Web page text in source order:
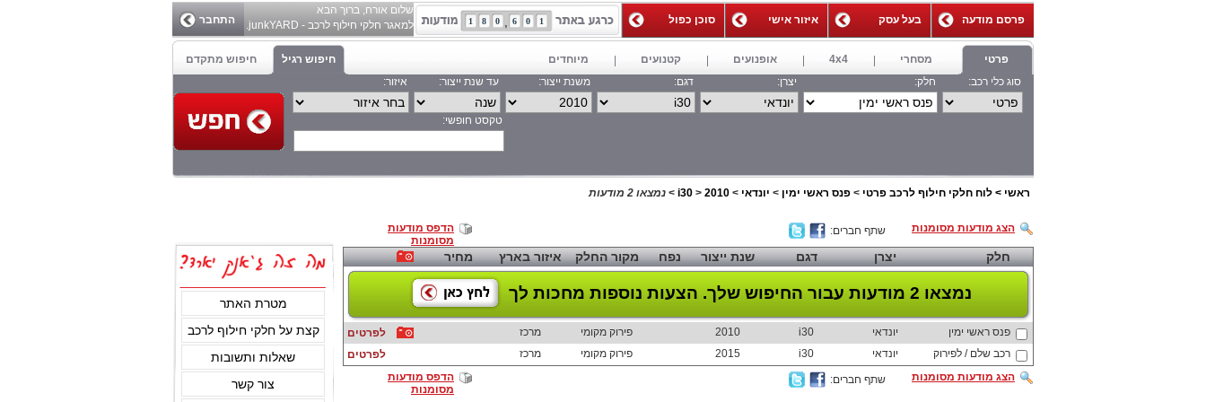
פרסם מודעה בעל עסק איזור אישי סוכן כפול 1
0
6 ,
0
8
1
שלום אורח, ברוך הבא
למאגר חלקי חילוף לרכב - junkYARD.
התחבר
חיפוש מתקדם חיפוש רגיל פרטי מסחרי 4x4 אופנועים קטנועים
מיוחדים
סוג כלי רכב:
חלק: יצרן: דגם: משנת ייצור: עד שנת ייצור: איזור:
טקסט חופשי:
ראשי > לוח חלקי חילוף לרכב פרטי > פנס ראשי ימין > יונדאי >
i30 > 2010
> נמצאו 2 מודעות
הצג מודעות מסומנות
הדפס מודעות
מסומנות
שתף חברים:
חלק יצרן דגם שנת ייצור נפח מקור החלק איזור בארץ מחיר
נמצאו 2 מודעות עבור החיפוש שלך. הצעות נוספות מחכות לך
פנס ראשי ימין יונדאי i30
2010 פירוק מקומי מרכז
לפרטים
רכב שלם / לפירוק
יונדאי i30
2015 פירוק מקומי מרכז
לפרטים
הצג מודעות מסומנות
הדפס מודעות
מסומנות
שתף חברים:
מטרת האתר
קצת על חלקי חילוף לרכב
שאלות ותשובות
צור קשר